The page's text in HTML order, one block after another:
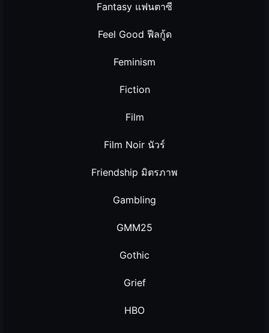
Fantasy แฟนตาซี
Feel Good ฟีลกู้ด
Feminism
Fiction
Film
Film Noir นัวร์
Friendship มิตรภาพ
Gambling
GMM25
Gothic
Grief
HBO